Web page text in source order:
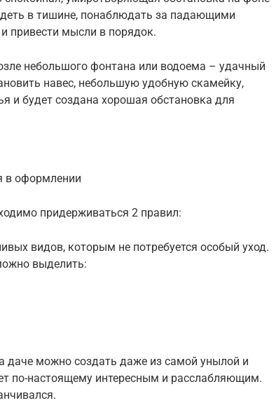
в тишине, понаблюдать за падающими
привести мысли в порядок.
небольшого фонтана или водоема – удачный
навес, небольшую удобную скамейку,
и будет создана хорошая обстановка для
в оформлении
придерживаться 2 правил:
видов, которым не потребуется особый уход.
выделить:
даче можно создать даже из самой унылой и
по-настоящему интересным и расслабляющим.